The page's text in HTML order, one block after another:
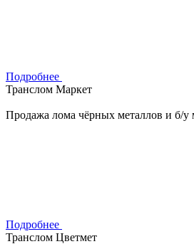
Подробнее
Транслом Маркет
Продажа лома чёрных металлов и б/у
Подробнее
Транслом Цветмет